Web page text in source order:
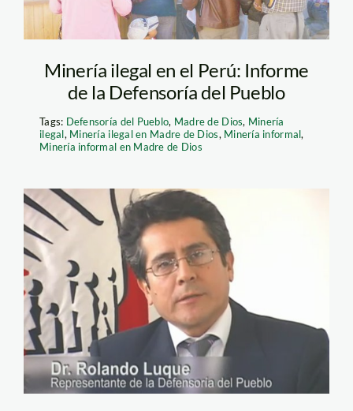
Minería ilegal en el Perú: Informe
de la Defensoría del Pueblo
Tags: Defensoría del Pueblo, Madre de Dios, Minería
ilegal, Minería ilegal en Madre de Dios, Minería informal,
Minería informal en Madre de Dios
luque_defensoria